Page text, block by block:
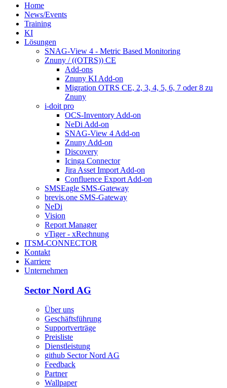
Home
News/Events
Training
KI
Lösungen
SNAG-View 4 - Metric Based Monitoring
Znuny / ((OTRS)) CE
Add-ons
Znuny KI Add-on
Migration OTRS CE, 2, 3, 4, 5, 6, 7 oder 8 zu
Znuny
i-doit pro
OCS-Inventory Add-on
NeDi Add-on
SNAG-View 4 Add-on
Znuny Add-on
Discovery
Icinga Connector
Jira Asset Import Add-on
Confluence Export Add-on
SMSEagle SMS-Gateway
brevis.one SMS-Gateway
NeDi
Vision
Report Manager
vTiger - xRechnung
ITSM-CONNECTOR
Kontakt
Karriere
Unternehmen
Sector Nord AG
Über uns
Geschäftsführung
Supportverträge
Preisliste
Dienstleistung
github Sector Nord AG
Feedback
Partner
Wallpaper